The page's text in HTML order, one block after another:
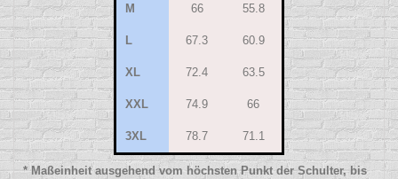
M 66 55.8
L 67.3 60.9
XL 72.4 63.5
XXL 74.9 66
3XL 78.7 71.1
* Maßeinheit ausgehend vom höchsten Punkt der Schulter, bis